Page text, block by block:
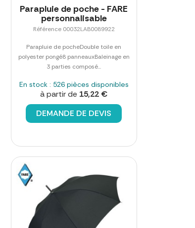
Parapluie de poche - FARE
personnalisable
Référence 00032LAB0089922
Parapluie de pocheDouble toile en
polyester pongé8 panneauxBaleinage en
3 parties composé...
En stock : 526 pièces disponibles
à partir de 15,22 €
DEMANDE DE DEVIS